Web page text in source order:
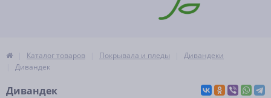
Каталог товаров Покрывала и пледы
Дивандеки
Дивандек
Дивандек